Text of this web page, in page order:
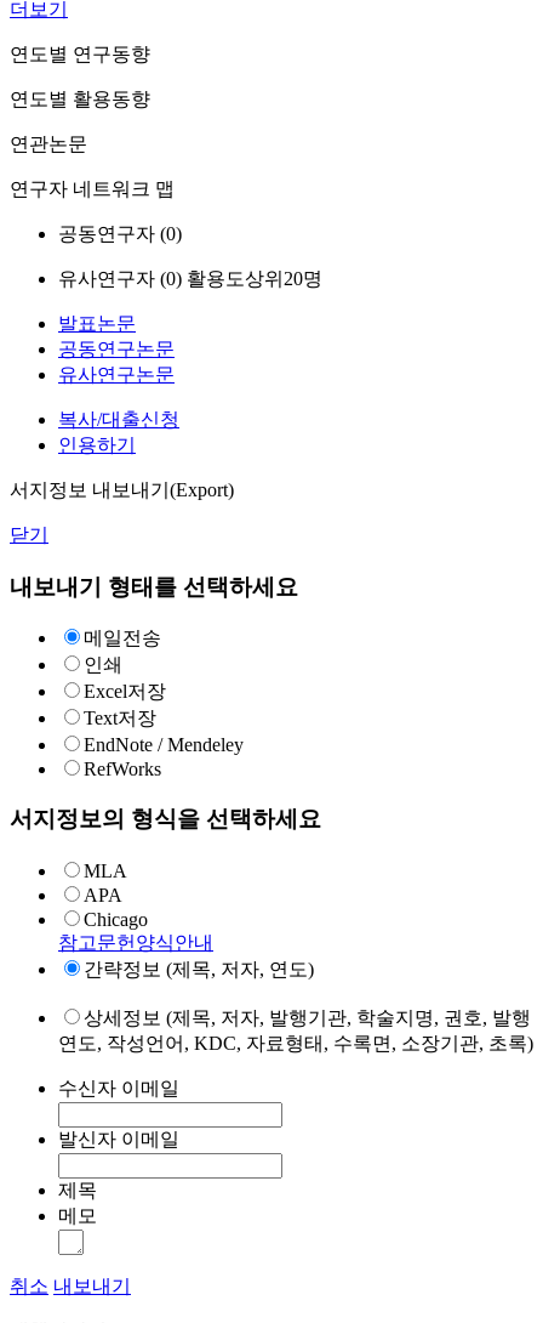
더보기
연도별 연구동향
연도별 활용동향
연관논문
연구자 네트워크 맵
공동연구자 (0)
유사연구자 (0) 활용도상위20명
발표논문
공동연구논문
유사연구논문
복사/대출신청
인용하기
서지정보 내보내기(Export)
닫기
내보내기 형태를 선택하세요
메일전송
인쇄
Excel저장
Text저장
EndNote / Mendeley
RefWorks
서지정보의 형식을 선택하세요
MLA
APA
Chicago
참고문헌양식안내
간략정보 (제목, 저자, 연도)
상세정보 (제목, 저자, 발행기관, 학술지명, 권호, 발행
연도, 작성언어, KDC, 자료형태, 수록면, 소장기관, 초록)
수신자 이메일
발신자 이메일
제목
메모
취소 내보내기